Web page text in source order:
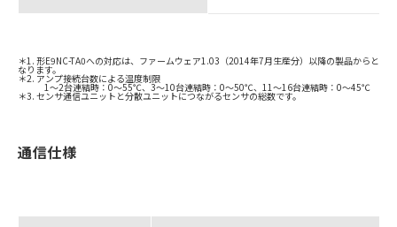
＊1. 形E9NC-TA0への対応は、ファームウェア1.03（2014年7月生産分）以降の製品からと
なります。
＊2. アンプ接続台数による温度制限
1～2台連結時：0～55℃、3～10台連結時：0～50℃、11～16台連結時：0～45℃
＊3. センサ通信ユニットと分散ユニットにつながるセンサの総数です。
通信仕様